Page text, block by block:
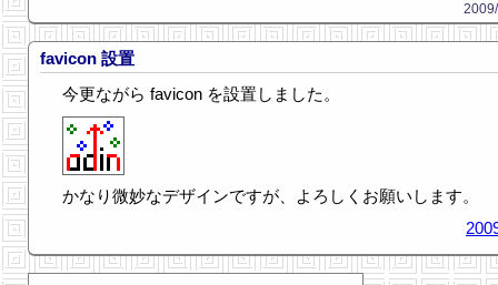
favicon 設置
今更ながら favicon を設置しました。
かなり微妙なデザインですが、よろしくお願いします。